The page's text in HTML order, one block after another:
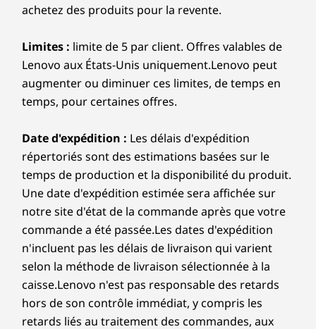
achetez des produits pour la revente.
Limites : limite de 5 par client. Offres valables de
Lenovo aux États-Unis uniquement.Lenovo peut
augmenter ou diminuer ces limites, de temps en
temps, pour certaines offres.
Date d'expédition : Les délais d'expédition
répertoriés sont des estimations basées sur le
temps de production et la disponibilité du produit.
Une date d'expédition estimée sera affichée sur
notre site d'état de la commande après que votre
commande a été passée.Les dates d'expédition
n'incluent pas les délais de livraison qui varient
selon la méthode de livraison sélectionnée à la
caisse.Lenovo n'est pas responsable des retards
hors de son contrôle immédiat, y compris les
retards liés au traitement des commandes, aux